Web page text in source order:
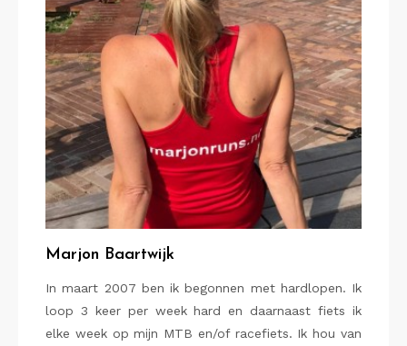
Marjon Baartwijk
In maart 2007 ben ik begonnen met hardlopen. Ik
loop 3 keer per week hard en daarnaast fiets ik
elke week op mijn MTB en/of racefiets. Ik hou van